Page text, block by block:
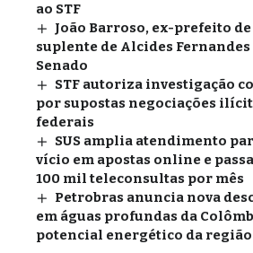
ao STF
João Barroso, ex-prefeito
suplente de Alcides
Senado
STF autoriza investigação
por supostas negociações
federais
SUS amplia atendimento
vício em apostas online e
100 mil teleconsultas por mês
Petrobras anuncia nova
em águas profundas da
potencial energético da região